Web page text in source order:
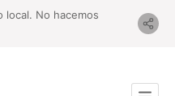
local. No hacemos